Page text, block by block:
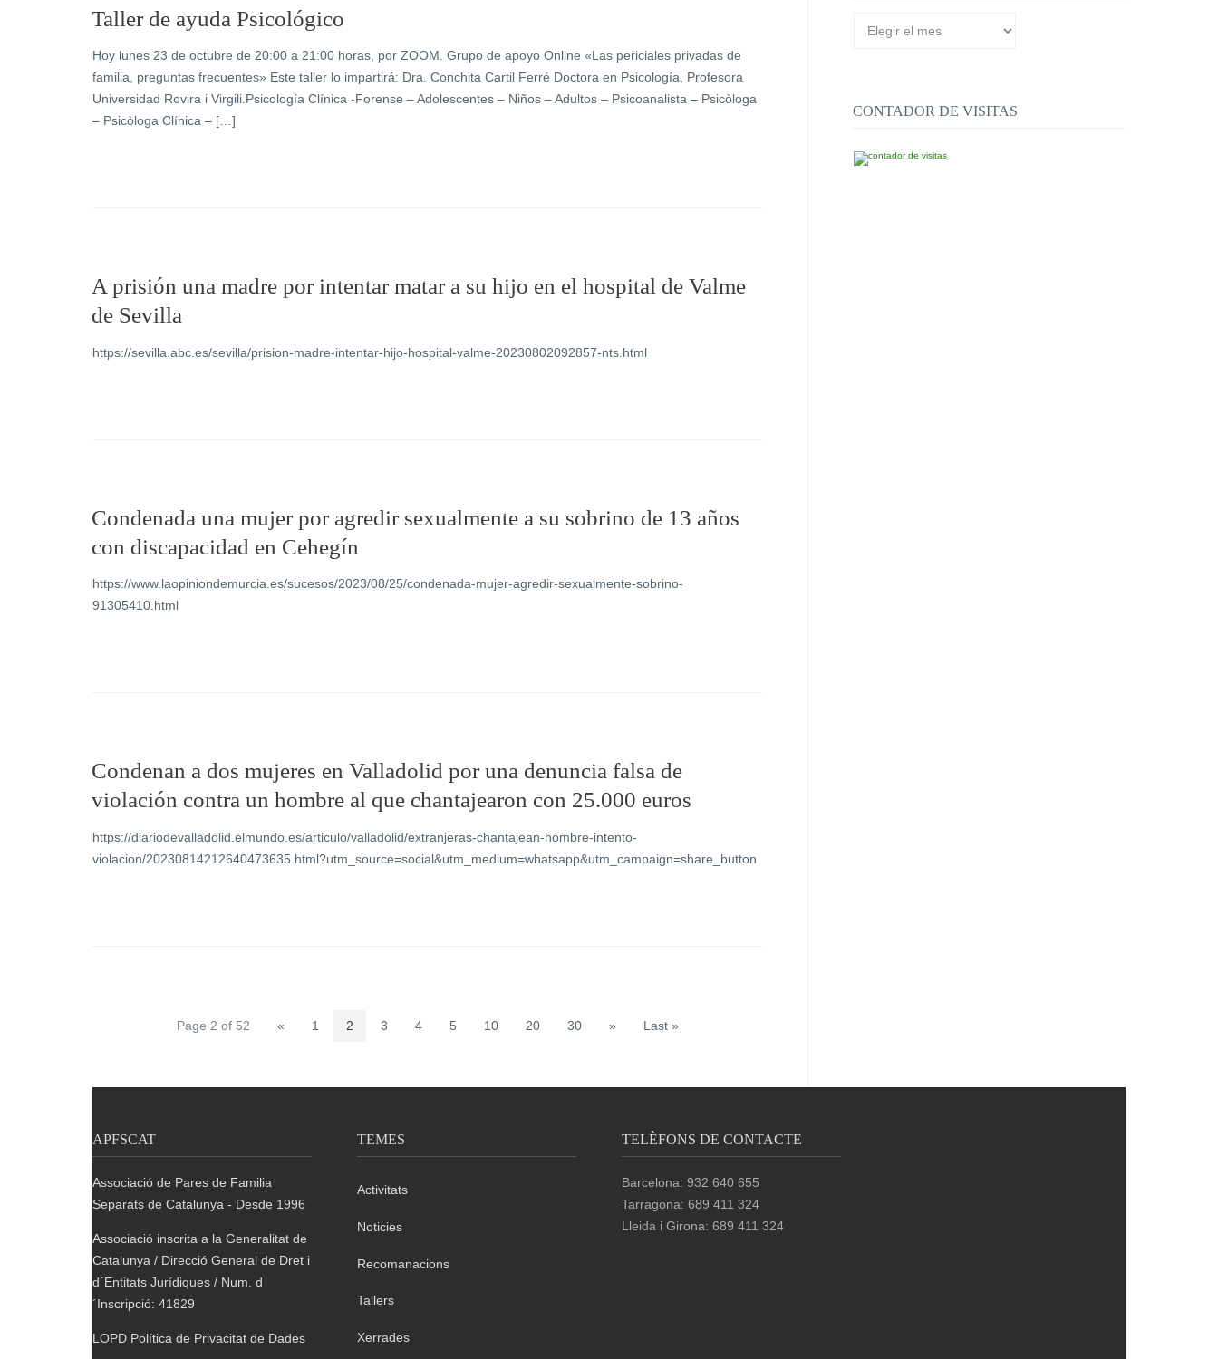
Taller de ayuda Psicológico
Hoy lunes 23 de octubre de 20:00 a 21:00 horas, por ZOOM. Grupo de apoyo Online «Las periciales privadas de
familia, preguntas frecuentes» Este taller lo impartirá: Dra. Conchita Cartil Ferré Doctora en Psicología, Profesora
Universidad Rovira i Virgili.Psicología Clínica -Forense – Adolescentes – Niños – Adultos – Psicoanalista – Psicòloga
– Psicòloga Clínica – […]
A prisión una madre por intentar matar a su hijo en el hospital de Valme
de Sevilla
https://sevilla.abc.es/sevilla/prision-madre-intentar-hijo-hospital-valme-20230802092857-nts.html
Condenada una mujer por agredir sexualmente a su sobrino de 13 años
con discapacidad en Cehegín
https://www.laopiniondemurcia.es/sucesos/2023/08/25/condenada-mujer-agredir-sexualmente-sobrino-
91305410.html
Condenan a dos mujeres en Valladolid por una denuncia falsa de
violación contra un hombre al que chantajearon con 25.000 euros
https://diariodevalladolid.elmundo.es/articulo/valladolid/extranjeras-chantajean-hombre-intento-
violacion/20230814212640473635.html?utm_source=social&utm_medium=whatsapp&utm_campaign=share_button
Page 2 of 52 « 1 2 3 4 5 10 20 30 » Last »
CONTADOR DE VISITAS
APFSCAT
Associació de Pares de Familia
Separats de Catalunya - Desde 1996
Associació inscrita a la Generalitat de
Catalunya / Direcció General de Dret i
d´Entitats Jurídiques / Num. d
´Inscripció: 41829
LOPD Política de Privacitat de Dades
TEMES
Activitats
Noticies
Recomanacions
Tallers
Xerrades
TELÈFONS DE CONTACTE
Barcelona: 932 640 655
Tarragona: 689 411 324
Lleida i Girona: 689 411 324